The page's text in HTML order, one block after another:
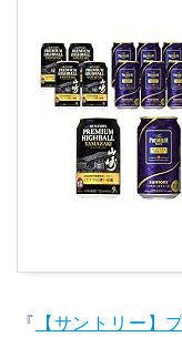
『
【サントリー】